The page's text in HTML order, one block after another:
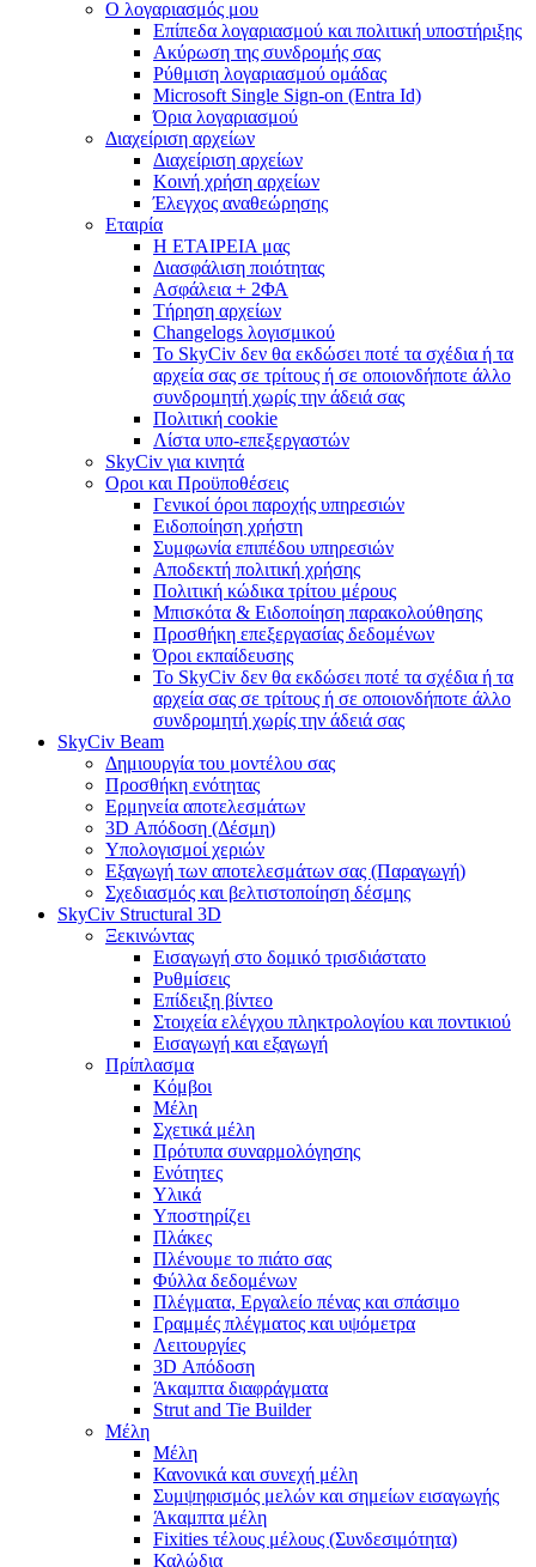
Ο λογαριασμός μου
Επίπεδα λογαριασμού και πολιτική υποστήριξης
Ακύρωση της συνδρομής σας
Ρύθμιση λογαριασμού ομάδας
Microsoft Single Sign-on (Entra Id)
Όρια λογαριασμού
Διαχείριση αρχείων
Διαχείριση αρχείων
Κοινή χρήση αρχείων
Έλεγχος αναθεώρησης
Εταιρία
Η ΕΤΑΙΡΕΙΑ μας
Διασφάλιση ποιότητας
Ασφάλεια + 2ΦΑ
Τήρηση αρχείων
Changelogs λογισμικού
Το SkyCiv δεν θα εκδώσει ποτέ τα σχέδια ή τα
αρχεία σας σε τρίτους ή σε οποιονδήποτε άλλο
συνδρομητή χωρίς την άδειά σας
Πολιτική cookie
Λίστα υπο-επεξεργαστών
SkyCiv για κινητά
Οροι και Προϋποθέσεις
Γενικοί όροι παροχής υπηρεσιών
Ειδοποίηση χρήστη
Συμφωνία επιπέδου υπηρεσιών
Αποδεκτή πολιτική χρήσης
Πολιτική κώδικα τρίτου μέρους
Μπισκότα & Ειδοποίηση παρακολούθησης
Προσθήκη επεξεργασίας δεδομένων
Όροι εκπαίδευσης
Το SkyCiv δεν θα εκδώσει ποτέ τα σχέδια ή τα
αρχεία σας σε τρίτους ή σε οποιονδήποτε άλλο
συνδρομητή χωρίς την άδειά σας
SkyCiv Beam
Δημιουργία του μοντέλου σας
Προσθήκη ενότητας
Ερμηνεία αποτελεσμάτων
3D Απόδοση (Δέσμη)
Υπολογισμοί χεριών
Εξαγωγή των αποτελεσμάτων σας (Παραγωγή)
Σχεδιασμός και βελτιστοποίηση δέσμης
SkyCiv Structural 3D
Ξεκινώντας
Εισαγωγή στο δομικό τρισδιάστατο
Ρυθμίσεις
Επίδειξη βίντεο
Στοιχεία ελέγχου πληκτρολογίου και ποντικιού
Εισαγωγή και εξαγωγή
Πρίπλασμα
Κόμβοι
Μέλη
Σχετικά μέλη
Πρότυπα συναρμολόγησης
Ενότητες
Υλικά
Υποστηρίζει
Πλάκες
Πλένουμε το πιάτο σας
Φύλλα δεδομένων
Πλέγματα, Εργαλείο πένας και σπάσιμο
Γραμμές πλέγματος και υψόμετρα
Λειτουργίες
3D Απόδοση
Άκαμπτα διαφράγματα
Strut and Tie Builder
Μέλη
Μέλη
Κανονικά και συνεχή μέλη
Συμψηφισμός μελών και σημείων εισαγωγής
Άκαμπτα μέλη
Fixities τέλους μέλους (Συνδεσιμότητα)
Καλώδια